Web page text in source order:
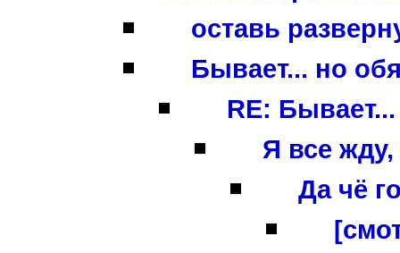
оставь
Бывает... но
RE:
Я все жду,
Да чё